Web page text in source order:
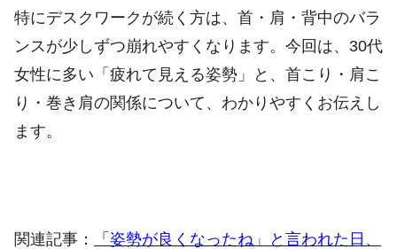
特にデスクワークが続く方は、首・肩・背中のバラ
ンスが少しずつ崩れやすくなります。今回は、30代
女性に多い「疲れて見える姿勢」と、首こり・肩こ
り・巻き肩の関係について、わかりやすくお伝えし
ます。
関連記事：
「姿勢が良くなったね」と言われた日、